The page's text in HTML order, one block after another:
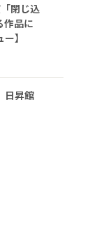
閉じ込
作品に
】
日昇館